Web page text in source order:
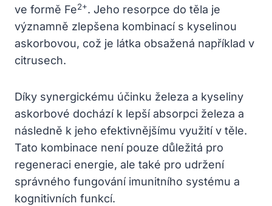
ve formě Fe2+. Jeho resorpce do těla je
významně zlepšena kombinací s kyselinou
askorbovou, což je látka obsažená například v
citrusech.
Díky synergickému účinku železa a kyseliny
askorbové dochází k lepší absorpci železa a
následně k jeho efektivnějšímu využití v těle.
Tato kombinace není pouze důležitá pro
regeneraci energie, ale také pro udržení
správného fungování imunitního systému a
kognitivních funkcí.